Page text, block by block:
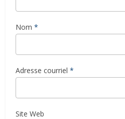
Nom *
Adresse courriel *
Site Web